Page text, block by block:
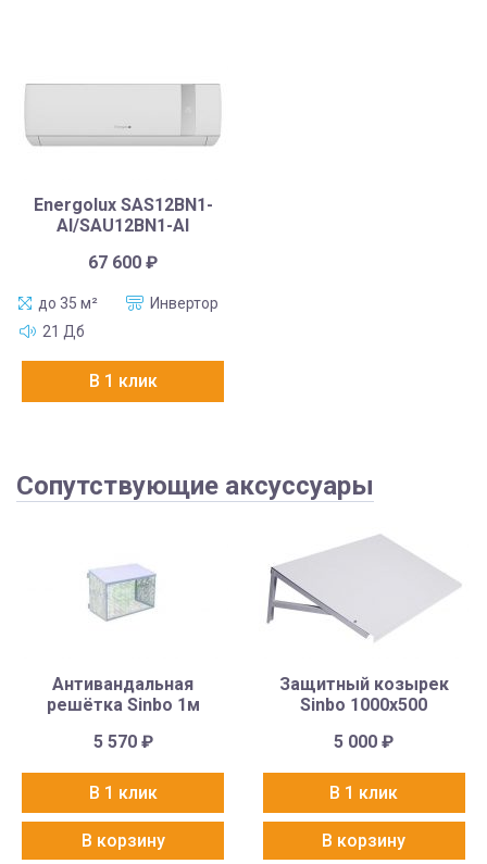
Energolux SAS12BN1-
AI/SAU12BN1-AI
67 600₽
до 35 м²
Инвертор
21 Дб
В 1 клик
Сопутствующие аксуссуары
Антивандальная
решётка Sinbo 1м
5 570 ₽
В 1 клик
В корзину
Защитный козырек
Sinbo 1000х500
5 000₽
В 1 клик
В корзину